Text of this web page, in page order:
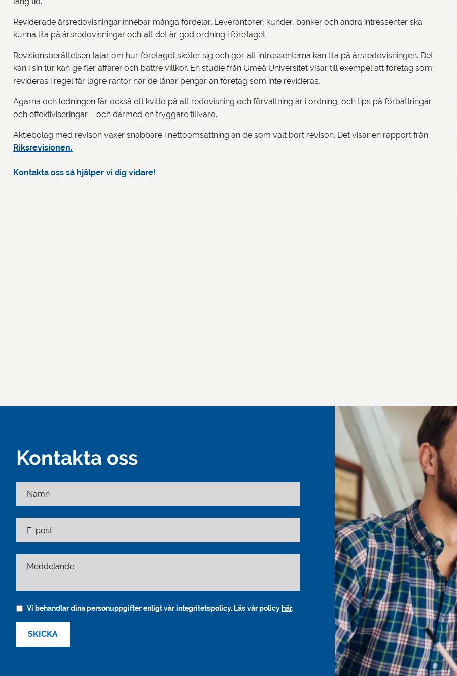
Reviderade årsredovisningar innebär många fördelar. Leverantörer, kunder, banker och andra intressenter ska
kunna lita på årsredovisningar och att det är god ordning i företaget.
Revisionsberättelsen talar om hur företaget sköter sig och gör att intressenterna kan lita på årsredovisningen. Det
kan i sin tur kan ge fler affärer och bättre villkor. En studie från Umeå Universitet visar till exempel att företag som
revideras i regel får lägre räntor när de lånar pengar än företag som inte revideras.
Ägarna och ledningen får också ett kvitto på att redovisning och förvaltning är i ordning, och tips på förbättringar
och effektiviseringar – och därmed en tryggare tillvaro.
Aktiebolag med revison växer snabbare i nettoomsättning än de som valt bort revison. Det visar en rapport från
Riksrevisionen.
Kontakta oss så hjälper vi dig vidare!
Kontakta oss
Namn
E-post
Vi behandlar dina personuppgifter enligt vår integritetspolicy. Läs vår policy här.